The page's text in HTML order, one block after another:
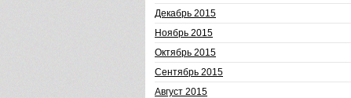
Декабрь 2015
Ноябрь 2015
Октябрь 2015
Сентябрь 2015
Август 2015